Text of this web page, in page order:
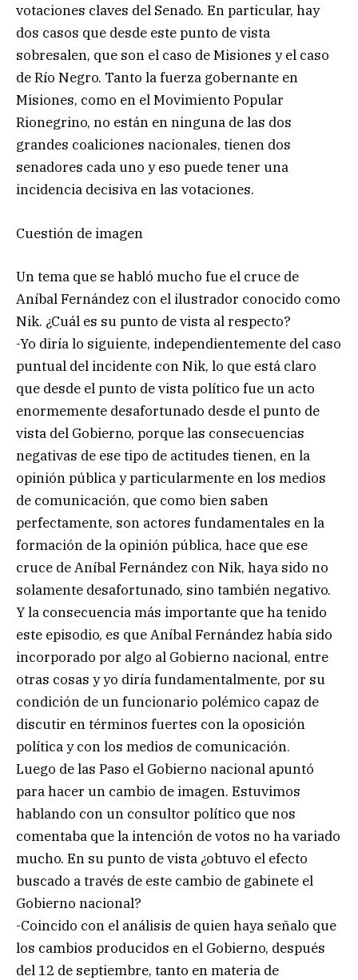
votaciones claves del Senado. En particular, hay
dos casos que desde este punto de vista
sobresalen, que son el caso de Misiones y el caso
de Río Negro. Tanto la fuerza gobernante en
Misiones, como en el Movimiento Popular
Rionegrino, no están en ninguna de las dos
grandes coaliciones nacionales, tienen dos
senadores cada uno y eso puede tener una
incidencia decisiva en las votaciones.
Cuestión de imagen
Un tema que se habló mucho fue el cruce de
Aníbal Fernández con el ilustrador conocido como
Nik. ¿Cuál es su punto de vista al respecto?
-Yo diría lo siguiente, independientemente del caso
puntual del incidente con Nik, lo que está claro
que desde el punto de vista político fue un acto
enormemente desafortunado desde el punto de
vista del Gobierno, porque las consecuencias
negativas de ese tipo de actitudes tienen, en la
opinión pública y particularmente en los medios
de comunicación, que como bien saben
perfectamente, son actores fundamentales en la
formación de la opinión pública, hace que ese
cruce de Aníbal Fernández con Nik, haya sido no
solamente desafortunado, sino también negativo.
Y la consecuencia más importante que ha tenido
este episodio, es que Aníbal Fernández había sido
incorporado por algo al Gobierno nacional, entre
otras cosas y yo diría fundamentalmente, por su
condición de un funcionario polémico capaz de
discutir en términos fuertes con la oposición
política y con los medios de comunicación.
Luego de las Paso el Gobierno nacional apuntó
para hacer un cambio de imagen. Estuvimos
hablando con un consultor político que nos
comentaba que la intención de votos no ha variado
mucho. En su punto de vista ¿obtuvo el efecto
buscado a través de este cambio de gabinete el
Gobierno nacional?
-Coincido con el análisis de quien haya señalo que
los cambios producidos en el Gobierno, después
del 12 de septiembre, tanto en materia de